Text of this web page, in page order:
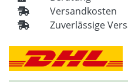
Versandkosten
Zuverlässige